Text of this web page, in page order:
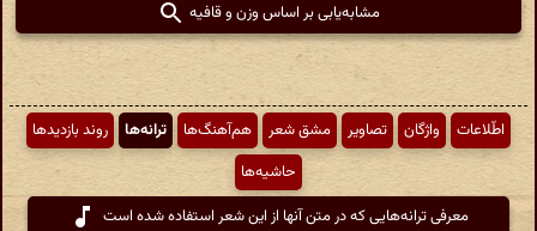
مشابه‌یابی بر اساس وزن و قافیه
اطّلاعات واژگان تصاویر مشق شعر هم‌آهنگ‌ها ترانه‌ها
روند بازدیدها
حاشیه‌ها
معرفی ترانه‌هایی که در متن آنها از این شعر استفاده شده است